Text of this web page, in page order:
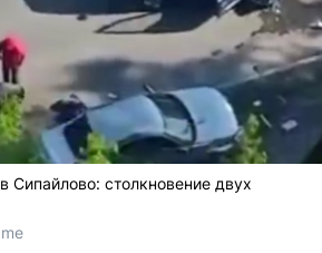
Сипайлово: столкновение двух